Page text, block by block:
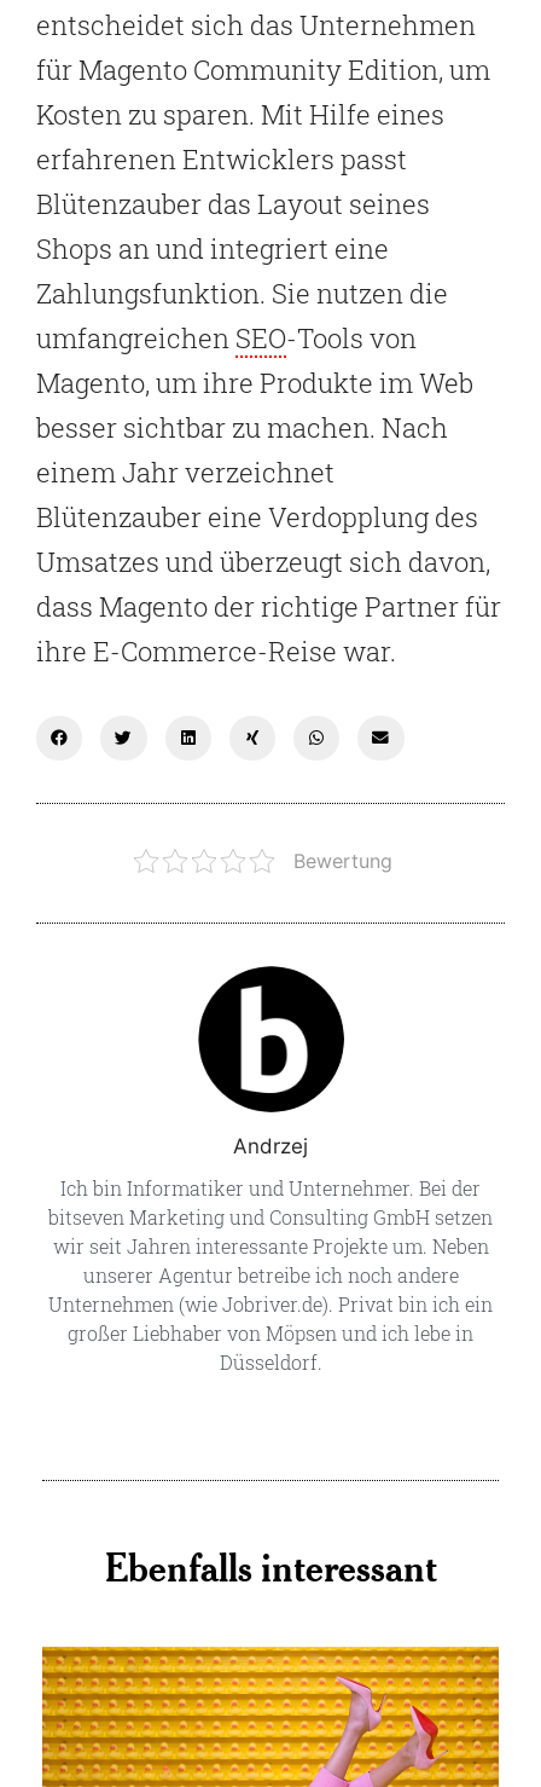
entscheidet sich das Unternehmen
für Magento Community Edition, um
Kosten zu sparen. Mit Hilfe eines
erfahrenen Entwicklers passt
Blütenzauber das Layout seines
Shops an und integriert eine
Zahlungsfunktion. Sie nutzen die
umfangreichen SEO-Tools von
Magento, um ihre Produkte im Web
besser sichtbar zu machen. Nach
einem Jahr verzeichnet
Blütenzauber eine Verdopplung des
Umsatzes und überzeugt sich davon,
dass Magento der richtige Partner für
ihre E-Commerce-Reise war.
Bewertung
Andrzej
Ich bin Informatiker und Unternehmer. Bei der
bitseven Marketing und Consulting GmbH setzen
wir seit Jahren interessante Projekte um. Neben
unserer Agentur betreibe ich noch andere
Unternehmen (wie Jobriver.de). Privat bin ich ein
großer Liebhaber von Möpsen und ich lebe in
Düsseldorf.
Ebenfalls interessant